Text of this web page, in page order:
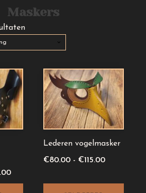
Maskers
Prijsklasse:
€260.00
Lederen vogelmasker
€80.00 - €115.00Prijsklasse:
tot
Dit
product
heeft
meerdere
variaties.
kan